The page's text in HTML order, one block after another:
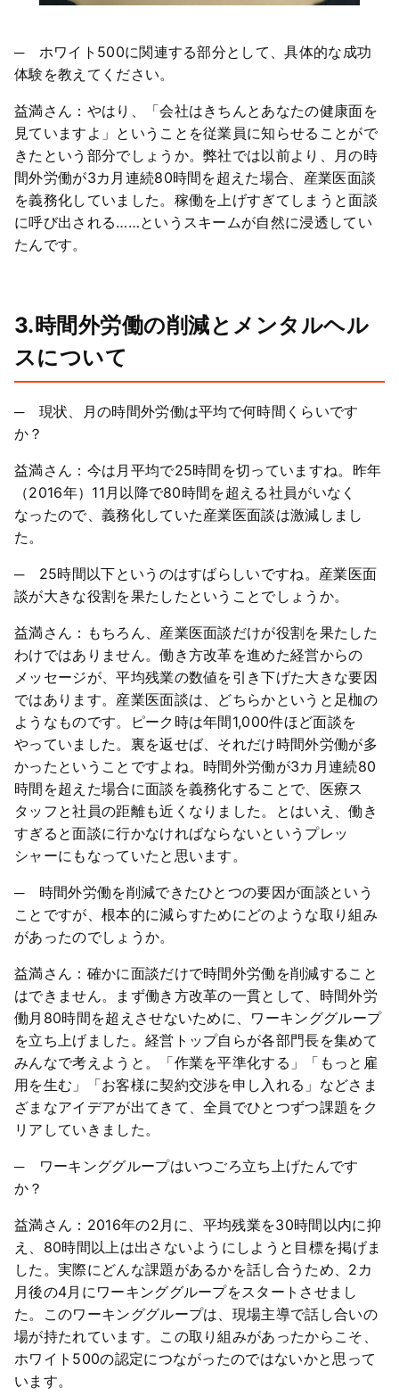
─ ホワイト500に関連する部分として、具体的な成功
体験を教えてください。
益満さん：やはり、「会社はきちんとあなたの健康面を
見ていますよ」ということを従業員に知らせることがで
きたという部分でしょうか。弊社では以前より、月の時
間外労働が3カ月連続80時間を超えた場合、産業医面談
を義務化していました。稼働を上げすぎてしまうと面談
に呼び出される……というスキームが自然に浸透してい
たんです。
3.時間外労働の削減とメンタルヘル
スについて
─ 現状、月の時間外労働は平均で何時間くらいです
か？
益満さん：今は月平均で25時間を切っていますね。昨年
（2016年）11月以降で80時間を超える社員がいなく
なったので、義務化していた産業医面談は激減しまし
た。
─ 25時間以下というのはすばらしいですね。産業医面
談が大きな役割を果たしたということでしょうか。
益満さん：もちろん、産業医面談だけが役割を果たした
わけではありません。働き方改革を進めた経営からの
メッセージが、平均残業の数値を引き下げた大きな要因
ではあります。産業医面談は、どちらかというと足枷の
ようなものです。ピーク時は年間1,000件ほど面談を
やっていました。裏を返せば、それだけ時間外労働が多
かったということですよね。時間外労働が3カ月連続80
時間を超えた場合に面談を義務化することで、医療ス
タッフと社員の距離も近くなりました。とはいえ、働き
すぎると面談に行かなければならないというプレッ
シャーにもなっていたと思います。
─ 時間外労働を削減できたひとつの要因が面談という
ことですが、根本的に減らすためにどのような取り組み
があったのでしょうか。
益満さん：確かに面談だけで時間外労働を削減すること
はできません。まず働き方改革の一貫として、時間外労
働月80時間を超えさせないために、ワーキンググループ
を立ち上げました。経営トップ自らが各部門長を集めて
みんなで考えようと。「作業を平準化する」「もっと雇
用を生む」「お客様に契約交渉を申し入れる」などさま
ざまなアイデアが出てきて、全員でひとつずつ課題をク
リアしていきました。
─ ワーキンググループはいつごろ立ち上げたんです
か？
益満さん：2016年の2月に、平均残業を30時間以内に抑
え、80時間以上は出さないようにしようと目標を掲げま
した。実際にどんな課題があるかを話し合うため、2カ
月後の4月にワーキンググループをスタートさせまし
た。このワーキンググループは、現場主導で話し合いの
場が持たれています。この取り組みがあったからこそ、
ホワイト500の認定につながったのではないかと思って
います。